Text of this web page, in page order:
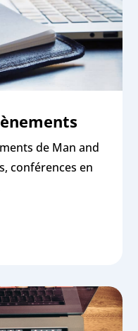
de Man and
conférences en